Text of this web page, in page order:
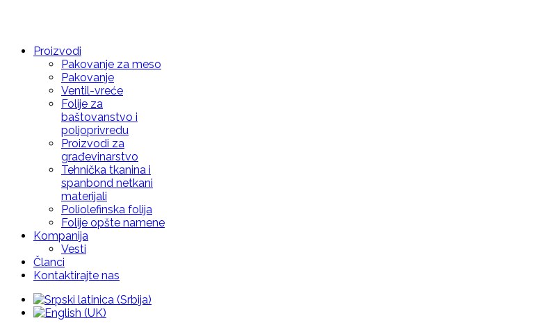
Proizvodi
Pakovanje za meso
Pakovanje
Ventil-vreće
Folije za
baštovanstvo i
poljoprivredu
Proizvodi za
građevinarstvo
Tehnička tkanina i
spanbond netkani
materijali
Poliolefinska folija
Folije opšte namene
Kompanija
Vesti
Članci
Kontaktirajte nas